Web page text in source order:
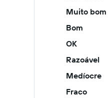
Muito bom
Bom
OK
Razoável
Medíocre
Fraco